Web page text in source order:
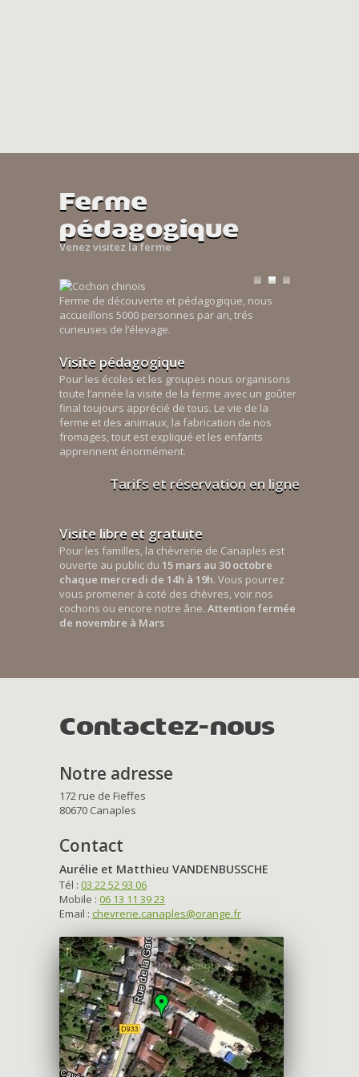
Ferme
pédagogique
Venez visitez la ferme
Ferme de découverte et pédagogique, nous
accueillons 5000 personnes par an, trés
curieuses de l’élevage.
Visite pédagogique
Pour les écoles et les groupes nous organisons
toute l’année la visite de la ferme avec un goûter
final toujours apprécié de tous. Le vie de la
ferme et des animaux, la fabrication de nos
fromages, tout est expliqué et les enfants
apprennent énormément.
Tarifs et réservation en ligne
Visite libre et gratuite
Pour les familles, la chèvrerie de Canaples est
ouverte au public du 15 mars au 30 octobre
chaque mercredi de 14h à 19h. Vous pourrez
vous promener à coté des chèvres, voir nos
cochons ou encore notre âne. Attention fermée
de novembre à Mars
Contactez-nous
Notre adresse
172 rue de Fieffes
80670 Canaples
Contact
Aurélie et Matthieu VANDENBUSSCHE
Tél : 03 22 52 93 06
Mobile : 06 13 11 39 23
Email : chevrerie.canaples@orange.fr